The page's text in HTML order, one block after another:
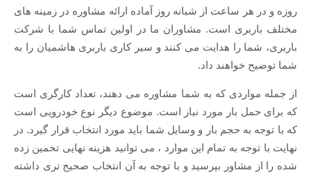
روزه و در هر ساعت از شبانه روز آماده ارائه مشاوره در زمینه های
مختلف باربری است. مشاوران ما در اولین تماس شما با شرکت
باربری، شما را هدایت می کنند و سیر کاری باربری هاشمیان را به
شما توضیح خواهند داد.
از جمله مواردی که به شما مشاوره می دهند، تعداد کارگری است
که برای حمل بار مورد نیاز است. موضوع دیگر نوع خودرویی است
که با توجه به حجم بار و وسایل شما باید مورد انتخاب قرار گیرد. در
نهایت با توجه به تمام این موارد ، می توانید هزینه نهایی تخمین زده
شده را از مشاور بپرسید و با توجه به آن انتخاب صحیح تری داشته